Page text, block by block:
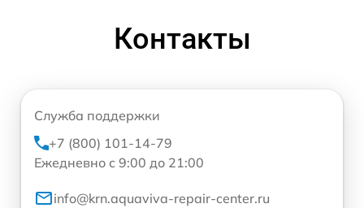
Контакты
Служба поддержки
+7 (800) 101-14-79
Ежедневно с 9:00 до 21:00
info@krn.aquaviva-repair-center.ru